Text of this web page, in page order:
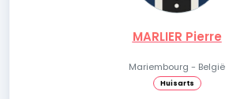
MARLIER Pierre
Mariembourg - België
Huisarts